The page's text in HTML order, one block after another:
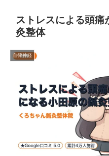
ストレスによる頭痛
灸整体
自律神経